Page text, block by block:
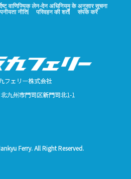
वाणिज्यिक लेन-देन अधिनियम के अनुसार सूचना
नीति परिवहन की शर्तें संपर्क करें
フェリー株式会社
北九州市門司区新門司北1-1
Ferry. All Right Reserved.